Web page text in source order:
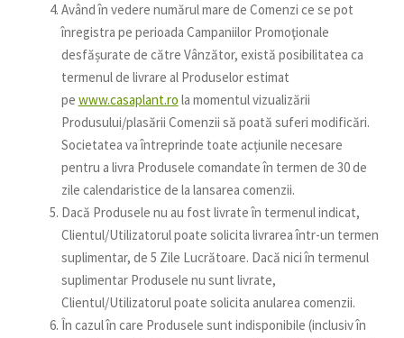
Având în vedere numărul mare de Comenzi ce se pot
înregistra pe perioada Campaniilor Promoţionale
desfășurate de către Vânzător, există posibilitatea ca
termenul de livrare al Produselor estimat
pe www.casaplant.ro la momentul vizualizării
Produsului/plasării Comenzii să poată suferi modificări.
Societatea va întreprinde toate acțiunile necesare
pentru a livra Produsele comandate în termen de 30 de
zile calendaristice de la lansarea comenzii.
Dacă Produsele nu au fost livrate în termenul indicat,
Clientul/Utilizatorul poate solicita livrarea într-un termen
suplimentar, de 5 Zile Lucrătoare. Dacă nici în termenul
suplimentar Produsele nu sunt livrate,
Clientul/Utilizatorul poate solicita anularea comenzii.
În cazul în care Produsele sunt indisponibile (inclusiv în